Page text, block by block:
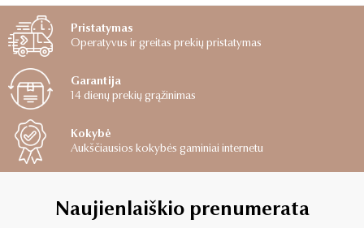
Pristatymas
Operatyvus ir greitas prekių pristatymas
Garantija
14 dienų prekių grąžinimas
Kokybė
Aukščiausios kokybės gaminiai internetu
Naujienlaiškio prenumerata